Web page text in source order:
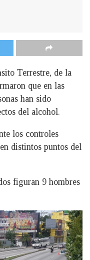
Terrestre, de la
que en las
han sido
del alcohol.
los controles
distintos puntos del
figuran 9 hombres